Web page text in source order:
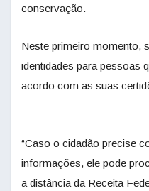
conservação.
Neste primeiro momento,
identidades para pessoas
acordo com as suas
“Caso o cidadão precise
informações, ele pode
a distância da Receita